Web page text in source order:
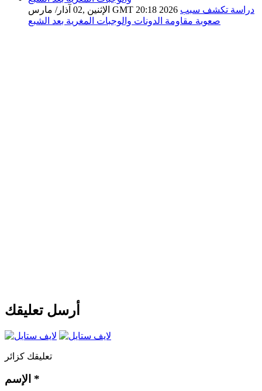
الإثنين ,02 آذار/ مارس GMT 20:18 2026 دراسة تكشف سبب
صعوبة مقاومة الدونات والوجبات المغرية بعد الشبع
أرسل تعليقك
تعليقك كزائر
*